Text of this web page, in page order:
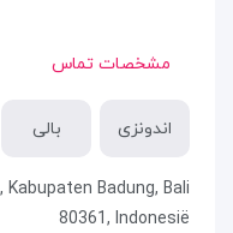
مشخصات تماس
اندونزی بالی
Badung, Bali
80361, Indonesië